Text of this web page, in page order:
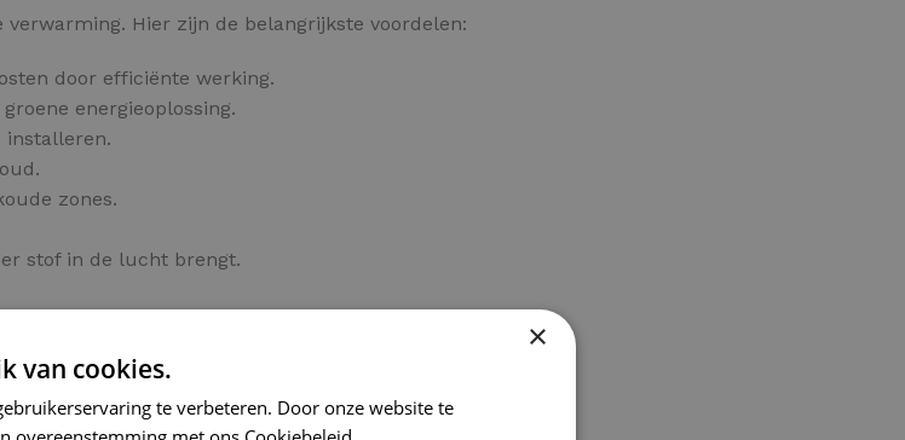
Hier zijn de belangrijkste voordelen:
door efficiënte werking.
energieoplossing.
installeren.
zones.
stof in de lucht brengt.
voor elke tegelvloer.
×
van cookies.
te verbeteren. Door onze website te